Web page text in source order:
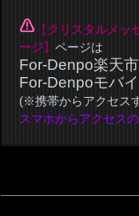
【クリスタルメッ
ージ】 ページは
For-Denpo楽天
For-Denpoモバ
(※携帯からアクセス
スマホからアクセス